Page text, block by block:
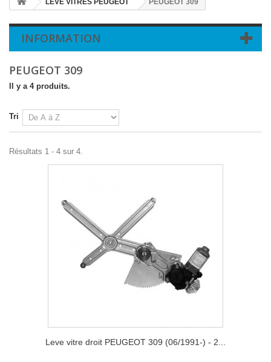
LEVE VITRES PEUGEOT PEUGEOT 309
INFORMATION
PEUGEOT 309
Il y a 4 produits.
Tri
Résultats 1 - 4 sur 4.
Leve vitre droit PEUGEOT 309 (06/1991-) - 2...